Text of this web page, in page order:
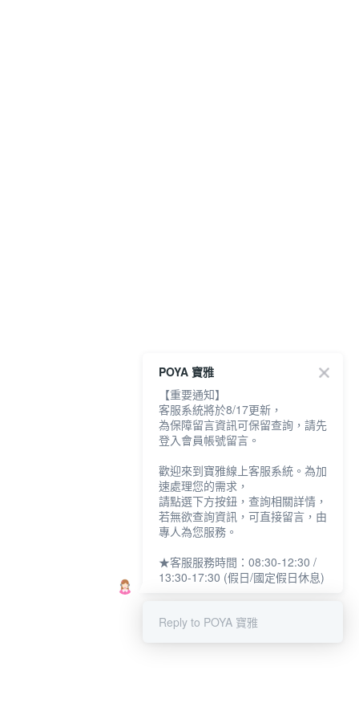
POYA 寶雅
【重要通知】
客服系統將於8/17更新，
為保障留言資訊可保留查詢，請先
登入會員帳號留言。
歡迎來到寶雅線上客服系統。為加
速處理您的需求，
請點選下方按鈕，查詢相關詳情，
若無欲查詢資訊，可直接留言，由
專人為您服務。
★客服服務時間：08:30-12:30 /
13:30-17:30 (假日/國定假日休息)
Reply to POYA 寶雅